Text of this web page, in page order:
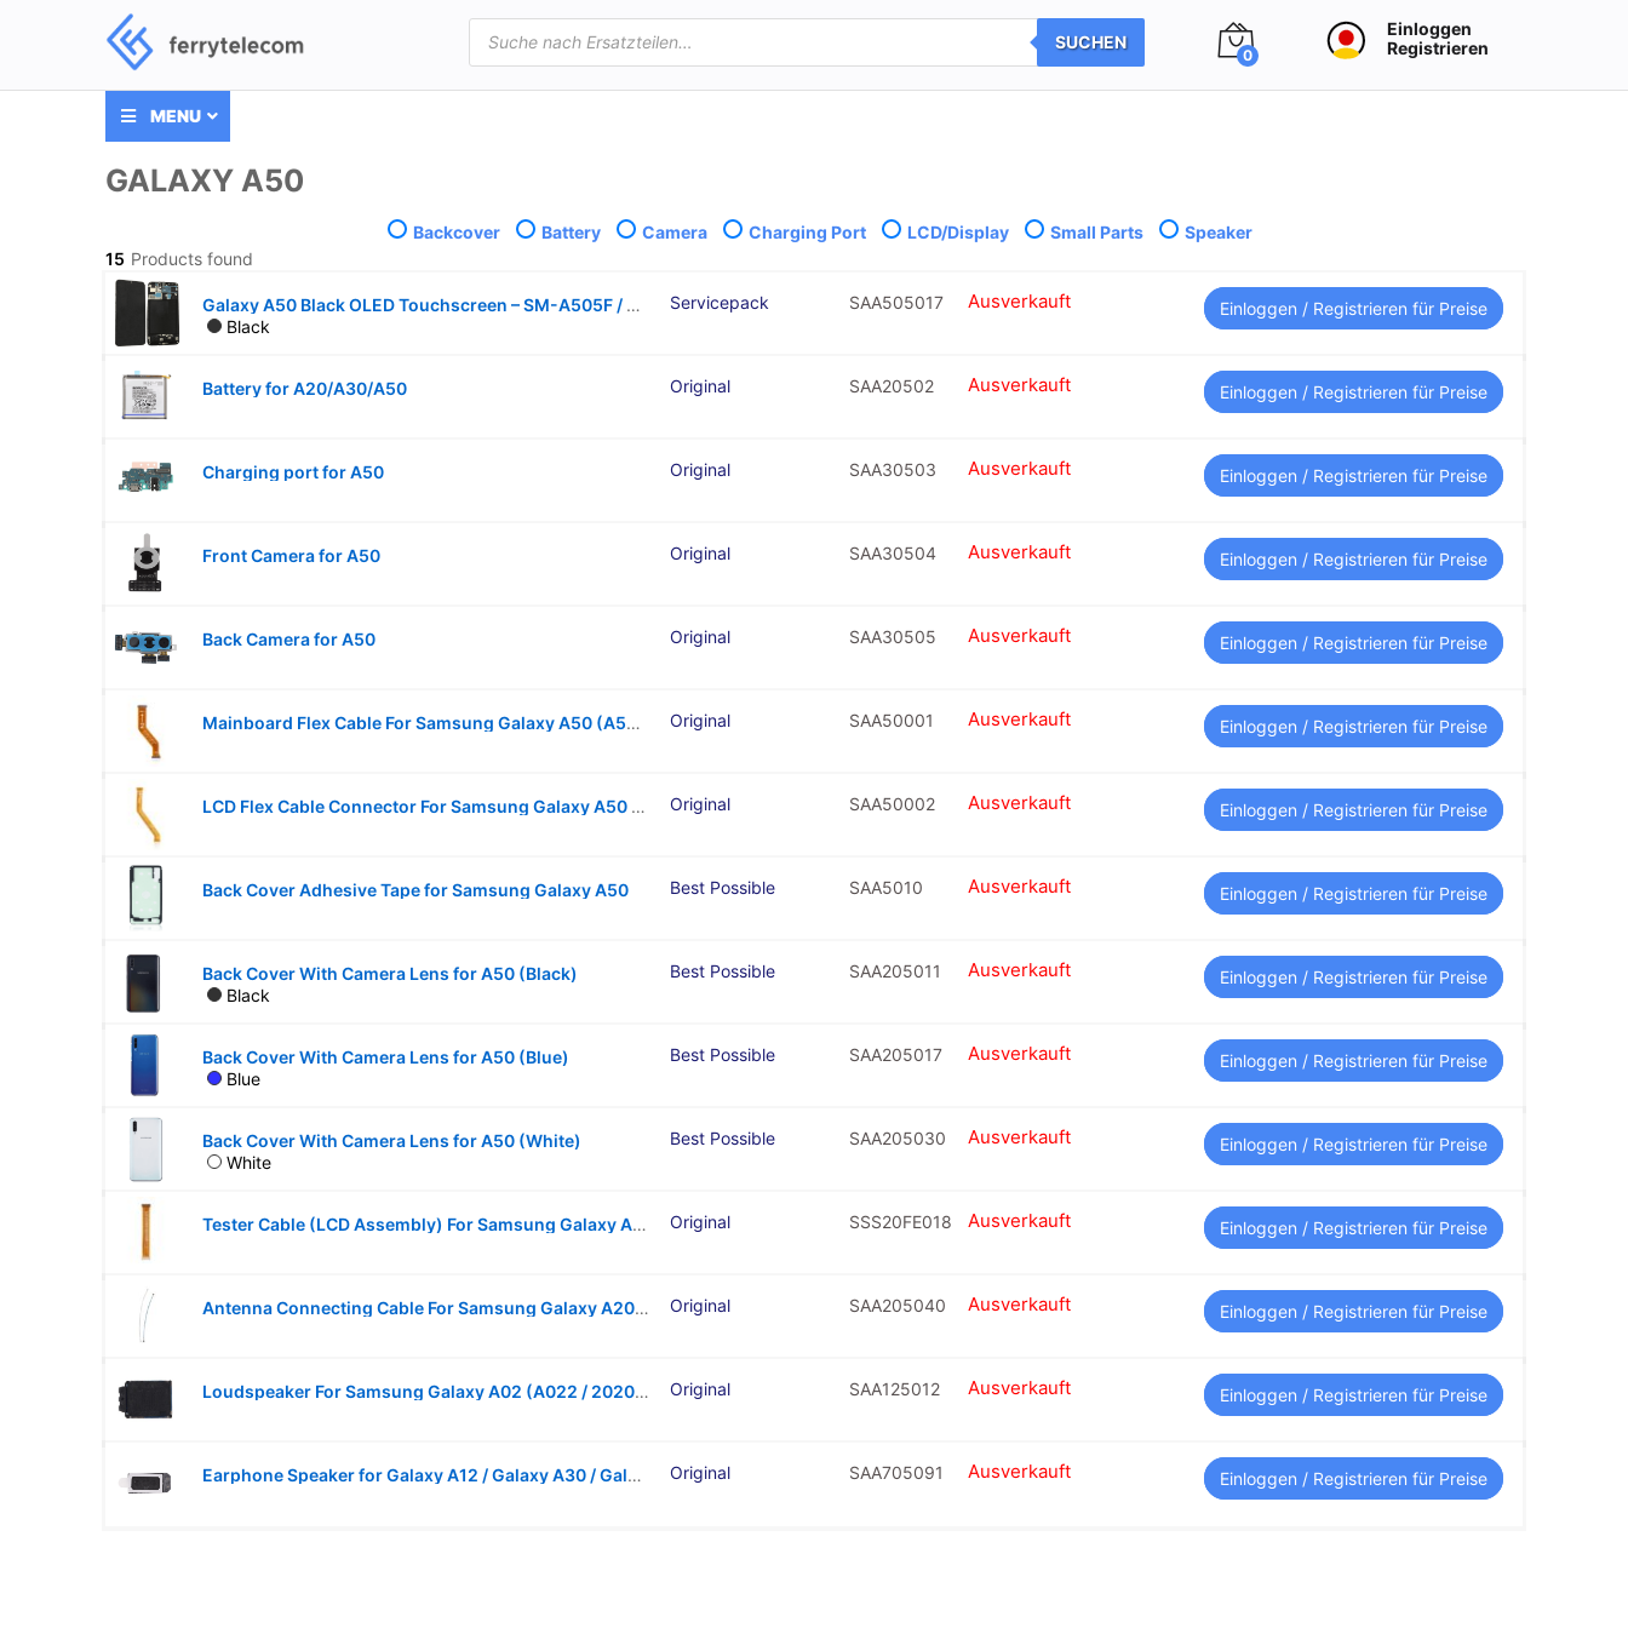
Products
search
SUCHEN
0
Einloggen
Registrieren
MENU
GALAXY A50
Backcover Battery Camera Charging Port LCD/Display Small Parts
Speaker
15 Products found
Galaxy A50 Black OLED Touchscreen – SM-A505F / GH82-19204A / GH82-19713A / GH82-19714A / GH82-19289A (Service Pack)
Black
Servicepack SAA505017 Ausverkauft Einloggen / Registrieren für Preise
Battery for A20/A30/A50 Original SAA20502 Ausverkauft Einloggen / Registrieren für Preise
Charging port for A50 Original SAA30503 Ausverkauft Einloggen / Registrieren für Preise
Front Camera for A50 Original SAA30504 Ausverkauft Einloggen / Registrieren für Preise
Back Camera for A50 Original SAA30505 Ausverkauft Einloggen / Registrieren für Preise
Mainboard Flex Cable For Samsung Galaxy A50 (A505 / 2019) Original SAA50001 Ausverkauft Einloggen / Registrieren für Preise
LCD Flex Cable Connector For Samsung Galaxy A50 (A505 / 2019) (Flex # 1) Original SAA50002 Ausverkauft Einloggen / Registrieren für Preise
Back Cover Adhesive Tape for Samsung Galaxy A50 Best Possible SAA5010 Ausverkauft Einloggen / Registrieren für Preise
Back Cover With Camera Lens for A50 (Black)
Black
Best Possible SAA205011 Ausverkauft Einloggen / Registrieren für Preise
Back Cover With Camera Lens for A50 (Blue)
Blue
Best Possible SAA205017 Ausverkauft Einloggen / Registrieren für Preise
Back Cover With Camera Lens for A50 (White)
White
Best Possible SAA205030 Ausverkauft Einloggen / Registrieren für Preise
Tester Cable (LCD Assembly) For Samsung Galaxy A30 / A50 / A70 / S20 FE 4G / Z Flip 3 / Z Flip 4 Original SSS20FE018 Ausverkauft Einloggen / Registrieren für Preise
Antenna Connecting Cable For Samsung Galaxy A20 (A205 / 2019) / A50 (A505 / 2019) (2 Piece Set) Original SAA205040 Ausverkauft Einloggen / Registrieren für Preise
Loudspeaker For Samsung Galaxy A02 (A022 / 2020) / A10E / A20E / A04S / A10 / A12 / A12 Nacho / A20 / A21S / A22 4G / A30S / A31 / A40 / A41 / A50 / A50S / A7 Original SAA125012 Ausverkauft Einloggen / Registrieren für Preise
Earphone Speaker for Galaxy A12 / Galaxy A30 / Galaxy A30s / Galaxy A40/Galaxy A50 / Galaxy A51 / Galaxy A70 / Galaxy A71 Original SAA705091 Ausverkauft Einloggen / Registrieren für Preise